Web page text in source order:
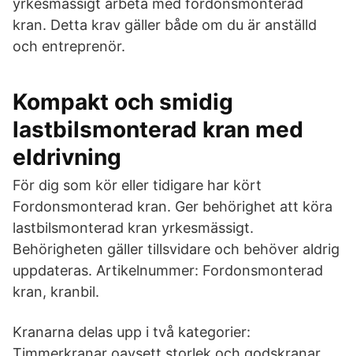
yrkesmässigt arbeta med fordonsmonterad
kran. Detta krav gäller både om du är anställd
och entreprenör.
Kompakt och smidig
lastbilsmonterad kran med
eldrivning
För dig som kör eller tidigare har kört
Fordonsmonterad kran. Ger behörighet att köra
lastbilsmonterad kran yrkesmässigt.
Behörigheten gäller tillsvidare och behöver aldrig
uppdateras. Artikelnummer: Fordonsmonterad
kran, kranbil.
Kranarna delas upp i två kategorier: